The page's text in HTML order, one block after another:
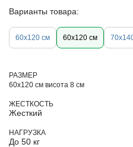
Варианты товара:
60x120 см 60x120 см
РАЗМЕР
60х120 см висота 8 см
ЖЕСТКОСТЬ
Жесткий
НАГРУЗКА
До 50 кг